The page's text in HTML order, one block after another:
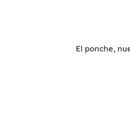
El ponche,